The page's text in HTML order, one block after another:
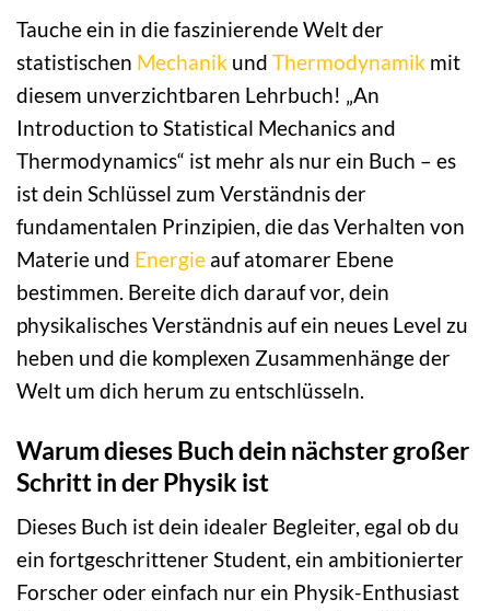
Tauche ein in die faszinierende Welt der
statistischen Mechanik und Thermodynamik mit
diesem unverzichtbaren Lehrbuch! „An
Introduction to Statistical Mechanics and
Thermodynamics“ ist mehr als nur ein Buch – es
ist dein Schlüssel zum Verständnis der
fundamentalen Prinzipien, die das Verhalten von
Materie und Energie auf atomarer Ebene
bestimmen. Bereite dich darauf vor, dein
physikalisches Verständnis auf ein neues Level zu
heben und die komplexen Zusammenhänge der
Welt um dich herum zu entschlüsseln.
Warum dieses Buch dein nächster großer
Schritt in der Physik ist
Dieses Buch ist dein idealer Begleiter, egal ob du
ein fortgeschrittener Student, ein ambitionierter
Forscher oder einfach nur ein Physik-Enthusiast